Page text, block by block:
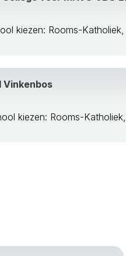
kiezen: Rooms-
Vinkenbos
kiezen: Rooms-